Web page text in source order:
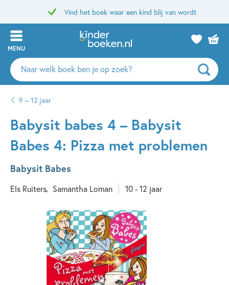
Vind het boek waar een kind blij van wordt
MENU
Zoeken
naar
auteurs
uitgevers
9 – 12 jaar
Babysit babes 4 – Babysit
Babes 4: Pizza met problemen
Babysit Babes
Els Ruiters Samantha Loman 10 - 12 jaar